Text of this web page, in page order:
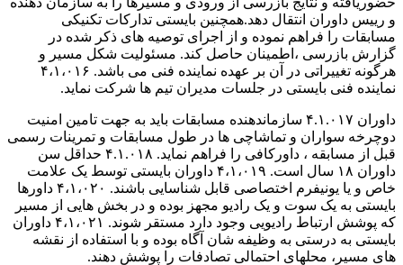
و رییس داوران انتقال دهد.همچنین بایستی تدارکات تکنیکی
مسابقات را فراهم نموده و از اجرای توصیه های ذکر شده در
گزارش بازرسی ،اطمینان حاصل کند. مسئولیت شکل مسیر و
هرگونه تغییراتی در آن بر عهده نماینده فنی می باشد. ۴،۱،۰۱۶
نماینده فنی بایستی در جلسات مدیران تیم ها شرکت نماید.
داوران ۴.۱.۰۱۷ سازماندهنده مسابقات باید به جهت تامین امنیت
دوچرخه سواران و تماشاچی ها در طول مسابقات و تمرینات رسمی
قبل از مسابقه ، داورکافی را فراهم نماید. ۴.۱.۰۱۸ حداقل سن
داوران ۱۸ سال است. ۴،۱،۰۱۹ داوران بایستی توسط یک علامت
خاص و یا یونیفرم اختصاصی قابل شناسایی باشند. ۴،۱،۰۲۰ داورها
بایستی به یک سوت و یک رادیو مجهز بوده و در بخش هایی از مسیر
که پوشش ارتباط رادیویی وجود دارد مستقر شوند. ۴،۱،۰۲۱ داوران
بایستی به درستی به وظیفه شان آگاه بوده و با استفاده از نقشه
های مسیر، محلهای احتمالی تصادفات را پوشش دهند.